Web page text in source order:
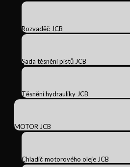
Rozvaděč JCB
Sada těsnění pístů JCB
Těsnění hydrauliky JCB
MOTOR JCB
Chladič motorového oleje JCB